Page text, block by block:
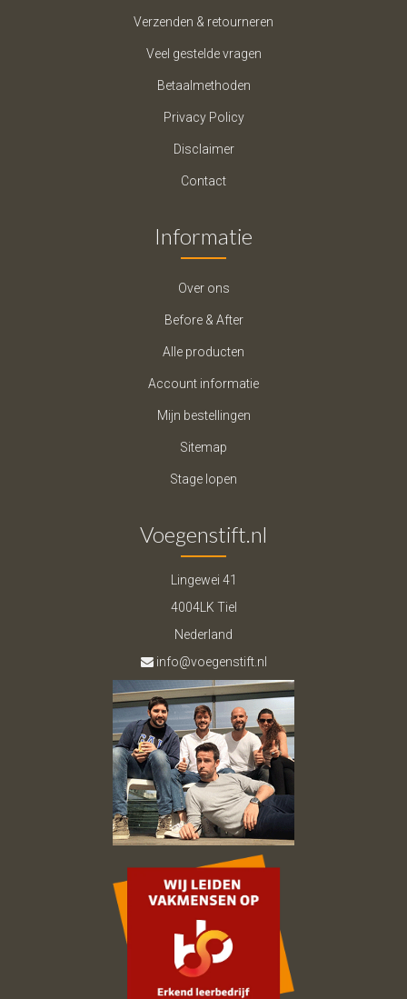
Verzenden & retourneren
Veel gestelde vragen
Betaalmethoden
Privacy Policy
Disclaimer
Contact
Informatie
Over ons
Before & After
Alle producten
Account informatie
Mijn bestellingen
Sitemap
Stage lopen
Voegenstift.nl
Lingewei 41
4004LK Tiel
Nederland
info@voegenstift.nl